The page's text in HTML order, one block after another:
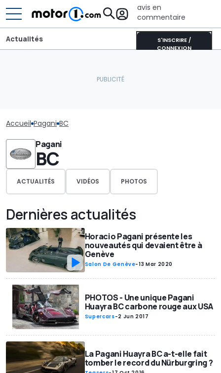
avis en
commentaire
S'INSCRIRE /
CONNEXION
Actualités
Accueil Pagani BC
Pagani
BC
ACTUALITÉS VIDÉOS PHOTOS
Dernières actualités
Horacio Pagani présente les
nouveautés qui devaient être à
Genève
Salon De Genève-13 Mar 2020
PHOTOS - Une unique Pagani
Huayra BC carbone rouge aux USA
Supercars-2 Jun 2017
La Pagani Huayra BC a-t-elle fait
tomber le record du Nürburgring ?